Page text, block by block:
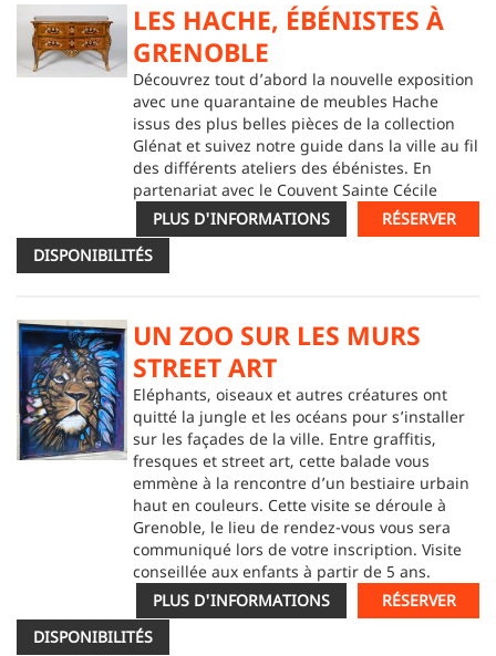
LES HACHE, ÉBÉNISTES À
GRENOBLE
Découvrez tout d’abord la nouvelle exposition
avec une quarantaine de meubles Hache
issus des plus belles pièces de la collection
Glénat et suivez notre guide dans la ville au fil
des différents ateliers des ébénistes. En
partenariat avec le Couvent Sainte Cécile
PLUS D'INFORMATIONS
RÉSERVER
DISPONIBILITÉS
UN ZOO SUR LES MURS
STREET ART
Eléphants, oiseaux et autres créatures ont
quitté la jungle et les océans pour s’installer
sur les façades de la ville. Entre graffitis,
fresques et street art, cette balade vous
emmène à la rencontre d’un bestiaire urbain
haut en couleurs. Cette visite se déroule à
Grenoble, le lieu de rendez-vous vous sera
communiqué lors de votre inscription. Visite
conseillée aux enfants à partir de 5 ans.
PLUS D'INFORMATIONS
RÉSERVER
DISPONIBILITÉS